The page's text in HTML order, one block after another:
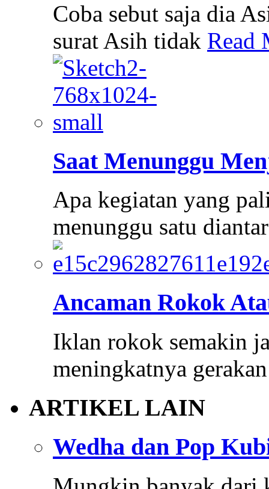
Coba sebut saja dia
surat Asih tidak Read
Saat Menunggu
Apa kegiatan yang
menunggu satu
Ancaman Rokok
Iklan rokok semakin
meningkatnya
ARTIKEL LAIN
Wedha dan Pop